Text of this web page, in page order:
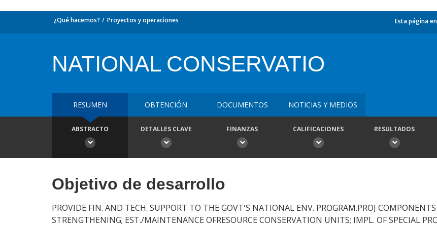
¿Qué hacemos? Proyectos y operaciones Esta página
NATIONAL CONSERVATIO
RESUMEN OBTENCIÓN DOCUMENTOS NOTICIAS Y MEDIOS
ABSTRACTO DETALLES CLAVE FINANZAS CALIFICACIONES RESULTADOS
Objetivo de desarrollo
PROVIDE FIN. AND TECH. SUPPORT TO THE GOVT'S NATIONAL ENV. PROGRAM.PROJ
STRENGTHENING; EST./MAINTENANCE OFRESOURCE CONSERVATION UNITS; IMPL. OF SPECIAL